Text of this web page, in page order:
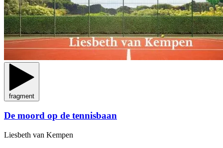
fragment
De moord op de tennisbaan
Liesbeth van Kempen